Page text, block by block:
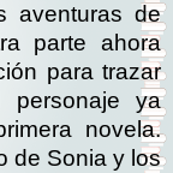
aventuras de
parte ahora
para trazar
personaje ya
novela.
de Sonia y los